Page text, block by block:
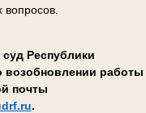
вопросов.
Республики
возобновлении работы
почты
.